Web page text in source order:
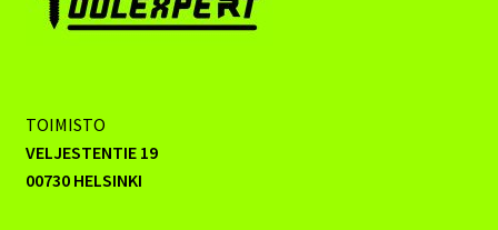
TOIMISTO
VELJESTENTIE 19
00730 HELSINKI